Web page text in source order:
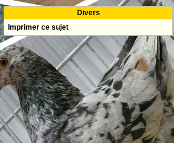
Divers
Imprimer ce sujet